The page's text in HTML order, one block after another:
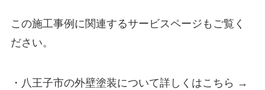
この施工事例に関連するサービスページもご覧く
ださい。
・八王子市の外壁塗装について詳しくはこちら →